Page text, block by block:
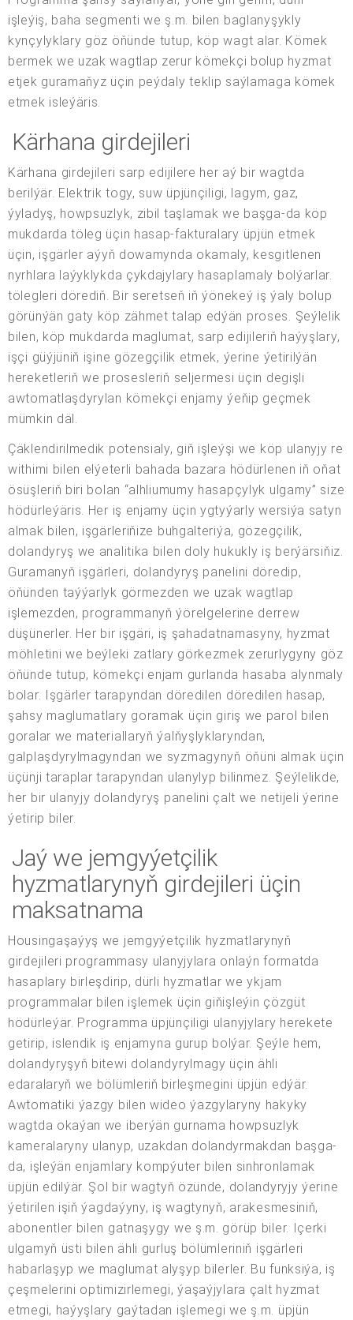
işleýiş, baha segmenti we ş.m. bilen baglanyşykly
kynçylyklary göz öňünde tutup, köp wagt alar. Kömek
bermek we uzak wagtlap zerur kömekçi bolup hyzmat
etjek guramaňyz üçin peýdaly teklip saýlamaga kömek
etmek isleýäris.
Kärhana girdejileri
Kärhana girdejileri sarp edijilere her aý bir wagtda
berilýär. Elektrik togy, suw üpjünçiligi, lagym, gaz,
ýyladyş, howpsuzlyk, zibil taşlamak we başga-da köp
mukdarda töleg üçin hasap-fakturalary üpjün etmek
üçin, işgärler aýyň dowamynda okamaly, kesgitlenen
nyrhlara laýyklykda çykdajylary hasaplamaly bolýarlar.
tölegleri dörediň. Bir seretseň iň ýönekeý iş ýaly bolup
görünýän gaty köp zähmet talap edýän proses. Şeýlelik
bilen, köp mukdarda maglumat, sarp edijileriň haýyşlary,
işçi güýjüniň işine gözegçilik etmek, ýerine ýetirilýän
hereketleriň we prosesleriň seljermesi üçin degişli
awtomatlaşdyrylan kömekçi enjamy ýeňip geçmek
mümkin däl.
Çäklendirilmedik potensialy, giň işleýşi we köp ulanyjy re
withimi bilen elýeterli bahada bazara hödürlenen iň oňat
ösüşleriň biri bolan “alhliumumy hasapçylyk ulgamy” size
hödürleýäris. Her iş enjamy üçin ygtyýarly wersiýa satyn
almak bilen, işgärleriňize buhgalteriýa, gözegçilik,
dolandyryş we analitika bilen doly hukukly iş berýärsiňiz.
Guramanyň işgärleri, dolandyryş panelini döredip,
öňünden taýýarlyk görmezden we uzak wagtlap
işlemezden, programmanyň ýörelgelerine derrew
düşünerler. Her bir işgäri, iş şahadatnamasyny, hyzmat
möhletini we beýleki zatlary görkezmek zerurlygyny göz
öňünde tutup, kömekçi enjam gurlanda hasaba alynmaly
bolar. Işgärler tarapyndan döredilen döredilen hasap,
şahsy maglumatlary goramak üçin giriş we parol bilen
goralar we materiallaryň ýalňyşlyklaryndan,
galplaşdyrylmagyndan we syzmagynyň öňüni almak üçin
üçünji taraplar tarapyndan ulanylyp bilinmez. Şeýlelikde,
her bir ulanyjy dolandyryş panelini çalt we netijeli ýerine
ýetirip biler.
Jaý we jemgyýetçilik
hyzmatlarynyň girdejileri üçin
maksatnama
Housingaşaýyş we jemgyýetçilik hyzmatlarynyň
girdejileri programmasy ulanyjylara onlaýn formatda
hasaplary birleşdirip, dürli hyzmatlar we ykjam
programmalar bilen işlemek üçin giňişleýin çözgüt
hödürleýär. Programma üpjünçiligi ulanyjylary herekete
getirip, islendik iş enjamyna gurup bolýar. Şeýle hem,
dolandyryşyň bitewi dolandyrylmagy üçin ähli
edaralaryň we bölümleriň birleşmegini üpjün edýär.
Awtomatiki ýazgy bilen wideo ýazgylaryny hakyky
wagtda okaýan we iberýän gurnama howpsuzlyk
kameralaryny ulanyp, uzakdan dolandyrmakdan başga-
da, işleýän enjamlary kompýuter bilen sinhronlamak
üpjün edilýär. Şol bir wagtyň özünde, dolandyryjy ýerine
ýetirilen işiň ýagdaýyny, iş wagtynyň, arakesmesiniň,
abonentler bilen gatnaşygy we ş.m. görüp biler. Içerki
ulgamyň üsti bilen ähli gurluş bölümleriniň işgärleri
habarlaşyp we maglumat alyşyp bilerler. Bu funksiýa, iş
çeşmelerini optimizirlemegi, ýaşaýjylara çalt hyzmat
etmegi, haýyşlary gaýtadan işlemegi we ş.m. üpjün